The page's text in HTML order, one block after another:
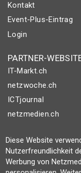
Kontakt
Event-Plus-Eintrag
Login
PARTNER-
IT-Markt.ch
netzwoche.ch
ICTjournal
netzmedien.ch
© NETZMEDIEN
Impressum
AGB
Diese Website
Nutzerfreundlichkeit
Werbung von